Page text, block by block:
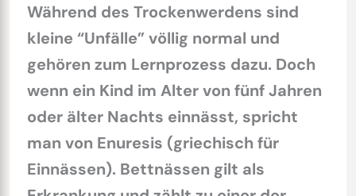
Während des Trockenwerdens sind
kleine “Unfälle” völlig normal und
gehören zum Lernprozess dazu. Doch
wenn ein Kind im Alter von fünf Jahren
oder älter Nachts einnässt, spricht
man von Enuresis (griechisch für
Einnässen). Bettnässen gilt als